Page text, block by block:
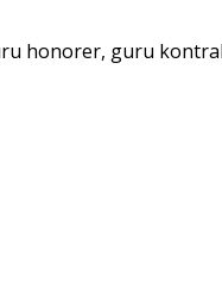
honorer, guru